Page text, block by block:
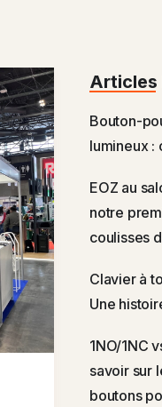
Articles
Bouton-
lumineux :
EOZ au
notre
coulisses
Clavier à
Une
1NO/1NC
savoir sur
boutons